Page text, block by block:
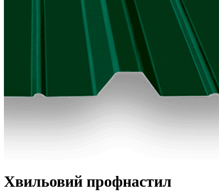
Хвильовий профнастил